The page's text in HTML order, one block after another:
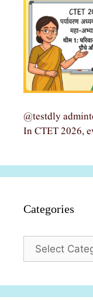
@testdly
In CTET 2026,
Categories